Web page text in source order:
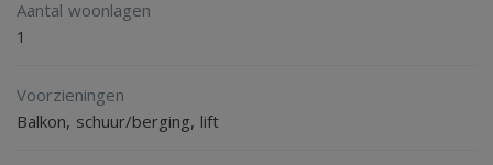
Aantal woonlagen
1
Voorzieningen
Balkon, schuur/berging, lift